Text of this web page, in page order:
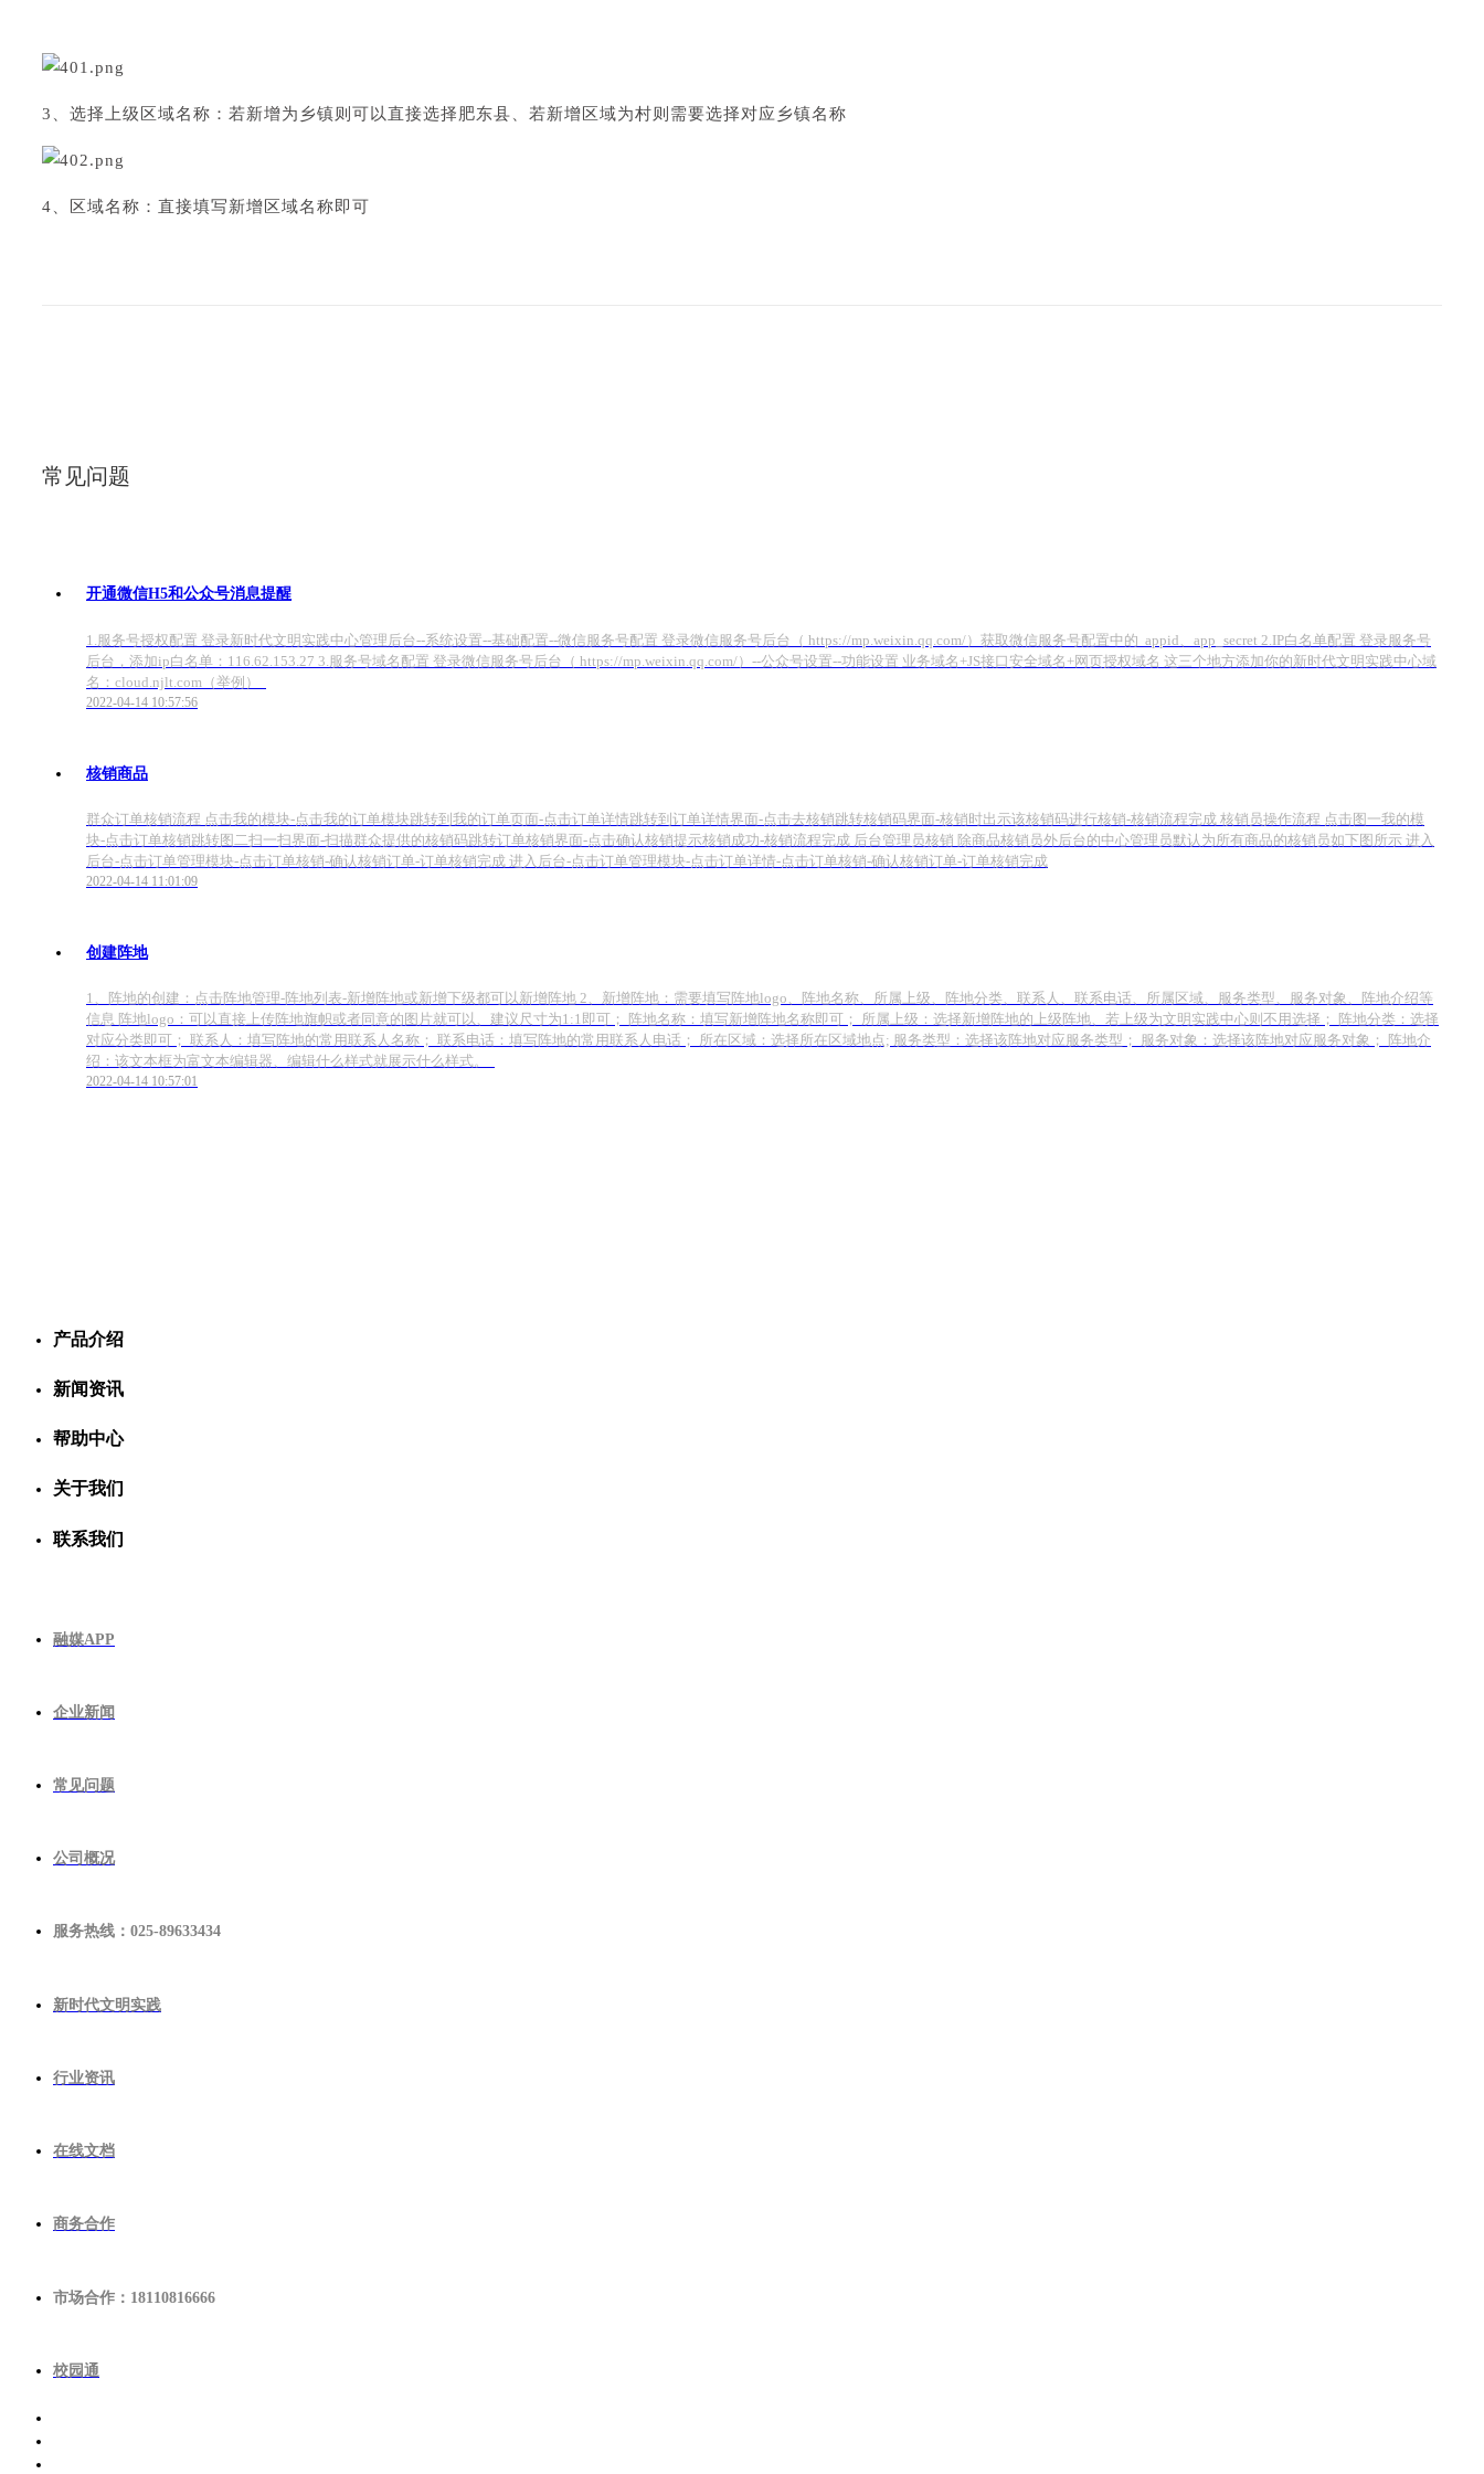
3、选择上级区域名称：若新增为乡镇则可以直接选择肥东县、若新增区域为村则需要选择对应乡镇名称
4、区域名称：直接填写新增区域名称即可
常见问题
开通微信H5和公众号消息提醒
1.服务号授权配置 登录新时代文明实践中心管理后台--系统设置--基础配置--微信服务号配置 登录微信服务号后台（ https://mp.weixin.qq.com/）获取微信服务号配置中的 appid、app_secret 2.IP白名单配置 登录服务号
后台，添加ip白名单：116.62.153.27 3.服务号域名配置 登录微信服务号后台（ https://mp.weixin.qq.com/）--公众号设置--功能设置 业务域名+JS接口安全域名+网页授权域名 这三个地方添加你的新时代文明实践中心域
名：cloud.njlt.com（举例）
2022-04-14 10:57:56
核销商品
群众订单核销流程 点击我的模块-点击我的订单模块跳转到我的订单页面-点击订单详情跳转到订单详情界面-点击去核销跳转核销码界面-核销时出示该核销码进行核销-核销流程完成 核销员操作流程 点击图一我的模
块-点击订单核销跳转图二扫一扫界面-扫描群众提供的核销码跳转订单核销界面-点击确认核销提示核销成功-核销流程完成 后台管理员核销 除商品核销员外后台的中心管理员默认为所有商品的核销员如下图所示 进入
后台-点击订单管理模块-点击订单核销-确认核销订单-订单核销完成 进入后台-点击订单管理模块-点击订单详情-点击订单核销-确认核销订单-订单核销完成
2022-04-14 11:01:09
创建阵地
1、阵地的创建：点击阵地管理-阵地列表-新增阵地或新增下级都可以新增阵地 2、新增阵地：需要填写阵地logo、阵地名称、所属上级、阵地分类、联系人、联系电话、所属区域、服务类型、服务对象、阵地介绍等
信息 阵地logo：可以直接上传阵地旗帜或者同意的图片就可以、建议尺寸为1:1即可； 阵地名称：填写新增阵地名称即可； 所属上级：选择新增阵地的上级阵地、若上级为文明实践中心则不用选择； 阵地分类：选择
对应分类即可； 联系人：填写阵地的常用联系人名称； 联系电话：填写阵地的常用联系人电话； 所在区域：选择所在区域地点; 服务类型：选择该阵地对应服务类型； 服务对象：选择该阵地对应服务对象； 阵地介
绍：该文本框为富文本编辑器、编辑什么样式就展示什么样式。
2022-04-14 10:57:01
产品介绍
新闻资讯
帮助中心
关于我们
联系我们
融媒APP
企业新闻
常见问题
公司概况
服务热线：025-89633434
新时代文明实践
行业资讯
在线文档
商务合作
市场合作：18110816666
校园通